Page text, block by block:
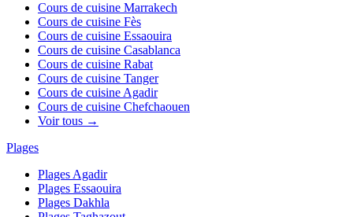
Cours de cuisine Marrakech
Cours de cuisine Fès
Cours de cuisine Essaouira
Cours de cuisine Casablanca
Cours de cuisine Rabat
Cours de cuisine Tanger
Cours de cuisine Agadir
Cours de cuisine Chefchaouen
Voir tous →
Plages
Plages Agadir
Plages Essaouira
Plages Dakhla